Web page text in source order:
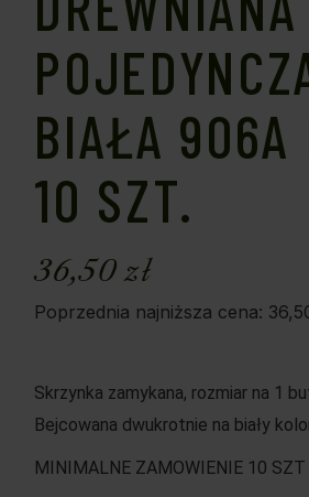
BIAŁA 906A
10 SZT.
36,50zł
Poprzednia najniższa cena:
Skrzynka zamykana, rozmiar na 1
Bejcowana dwukrotnie na biały
MINIMALNE ZAMOWIENIE 10 SZT